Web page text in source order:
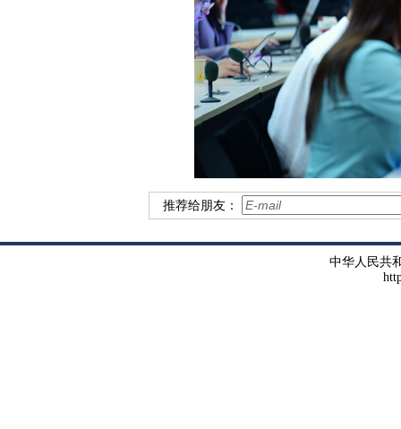
推荐给朋友：
中华人民共